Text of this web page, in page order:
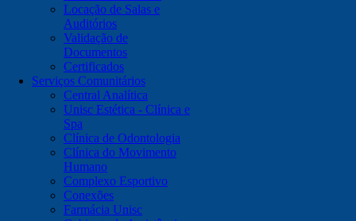
Locação de Salas e
Auditórios
Validação de
Documentos
Certificados
Serviços Comunitários
Central Analítica
Unisc Estética - Clínica e
Spa
Clínica de Odontologia
Clínica do Movimento
Humano
Complexo Esportivo
Conexões
Farmácia Unisc